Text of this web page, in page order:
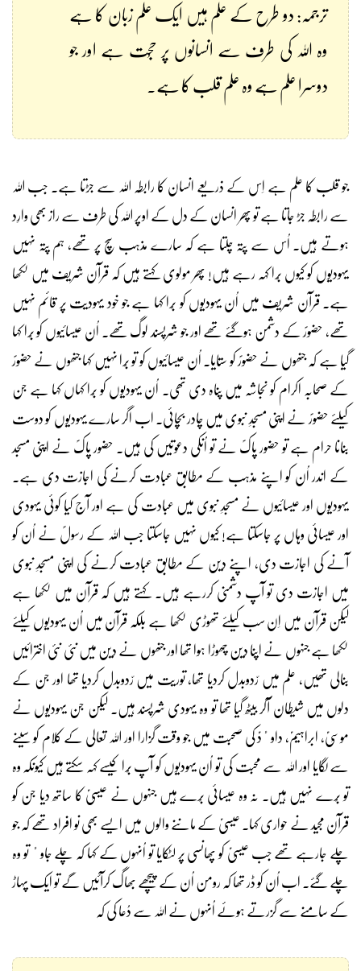
ترجمہ: دو طرح کے علم ہیں ایک علم زبان کا ہے
وہ اللہ کی طرف سے انسانوں پر حُجت ہے اور جو
دوسرا علم ہے وہ علم قلب کا ہے۔
جو قلب کا علم ہے اِس کے ذریعے انسان کا رابطہ اللہ سے جڑتا ہے۔ جب اللہ
سے رابطہ جڑ جاتا ہے تو پھر انسان کے دل کے اوپر اللہ کی طرف سے راز بھی وارِد
ہوتے ہیں۔ اُس سے پتہ چلتا ہے کہ سارے مذہب سچ پر تھے، ہم پتہ نہیں
یہودیوں کو کیوں بُرا کہہ رہے ہیں! پھر مولوی کہتے ہیں کہ قرآن شریف میں لکھا
ہے۔ قرآن شریف میں اُن یہودیوں کو بُرا کہا ہے جو خود یہودیت پر قائم نہیں
تھے، حضورؐ کے دشمن ہوگئے تھے اور جو شرپسند لوگ تھے۔ اُن عیسائیوں کو بُرا کہا
گیا ہے کہ جنھوں نے حضورؐ کو ستایا۔ اُن عیسائیوں کو تو بُرا نہیں کہا جنھوں نے حضورؐ
کے صحابہ اکرام کو نجاشہ میں پناہ دی تھی۔ اُن یہودیوں کو بُرا کہاں کہا ہے جن
کیلئے حضورؐ نے اپنی مسجدِ نبوی میں چادر بچائی۔ اب اگر سارے یہودیوں کو دوست
بنانا حرام ہے تو حضور پاکؐ نے تو اُنکی دعوتیں کی ہیں۔ حضور پاکؐ نے اپنی مسجد
کے اندر اُن کو اپنے مذہب کے مطابق عبادت کرنے کی اجازت دی ہے۔
یہودیوں اور عیسائیوں نے مسجدِ نبوی میں عبادت کی ہے اور آج کیا کوئی یہودی
اور عیسائی وہاں پر جاسکتا ہے! کیوں نہیں جاسکتا جب اللہ کے رسولؐ نے اُن کو
آنے کی اجازت دی، اپنے دین کے مطابق عبادت کرنے کی اپنی مسجدِ نبوی
میں اجازت دی تو آپ دشمنی کررہے ہیں۔ کہتے ہیں کہ قرآن میں لکھا ہے
لیکن قرآن میں اِن سب کیلئے تھوڑی لکھا ہے بلکہ قرآن میں اُن یہودیوں کیلئے
لکھا ہے جنہوں نے اپنا دین چھوڑا ہوا تھا اور جنھوں نے دین میں نئی نئی اخترائیں
بنالی تھیں، علم میں رّدوبدل کردیا تھا، توریت میں رّدوبدل کردیا تھا اور جن کے
دلوں میں شیطان آکر بیٹھ گیا تھا تو وہ یہودی شرپسند ہیں۔ لیکن جن یہودیوں نے
موسٰیؑ، ابراہیمؑ، داوٴدؑ کی صحبت میں جو وقت گزارا اور اللہ تعالی کے کلام کو سینے
سے لگایا اور اللہ سے محبت کی تو اُن یہودیوں کو آپ بُرا کیسے کہہ سکتے ہیں کیونکہ وہ
تو بُرے نہیں ہیں۔ نہ وہ عیسائی بُرے ہیں جنہوں نے عیسٰیؑ کا ساتھ دیا جن کو
قرآن مجید نے حواری کہا۔ عیسٰیؑ کے ماننے والوں میں ایسے بھی نو افراد تھے کہ جو
چلے جارہے تھے جب عیسٰیؑ کو پھانسی پر لٹکایا تو اُنہوں کے کہا کہ چلے جاوٴ تو وہ
چلے گئے۔ اب اُن کو ڈر تھا کہ رومن اُن کے پیچھے بھاگ کرآئیں گے تو ایک پہاڑ
کے سامنے سے گزرتے ہوئے اُنہوں نے اللہ سے دُعا کی کہ